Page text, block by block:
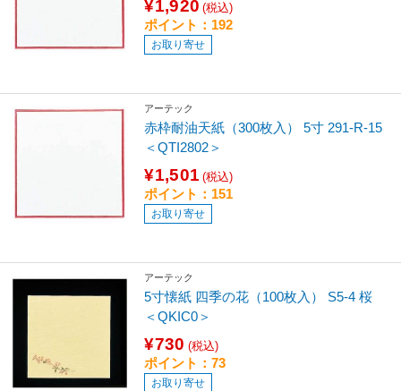
¥1,920 (税込)
ポイント：192
お取り寄せ
アーテック
赤枠耐油天紙（300枚入） 5寸 291-R-15
＜QTI2802＞
¥1,501 (税込)
ポイント：151
お取り寄せ
アーテック
5寸懐紙 四季の花（100枚入） S5-4 桜
＜QKIC0＞
¥730 (税込)
ポイント：73
お取り寄せ